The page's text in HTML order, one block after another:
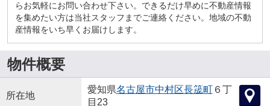
らお気軽にお問い合わせ下さい。できるだけ早めに不動産情報
を集めたい方は当社スタッフまでご連絡ください。地域の不動
産情報をいち早くお届けします。
物件概要
所在地
愛知県名古屋市中村区長筬町６丁
目23